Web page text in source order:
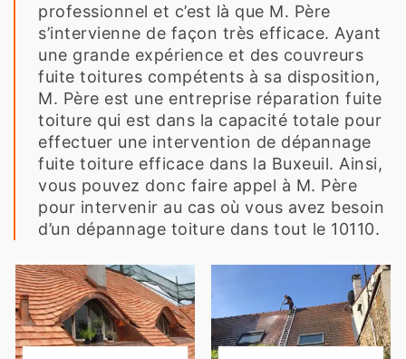
professionnel et c’est là que M. Père
s’intervienne de façon très efficace. Ayant
une grande expérience et des couvreurs
fuite toitures compétents à sa disposition,
M. Père est une entreprise réparation fuite
toiture qui est dans la capacité totale pour
effectuer une intervention de dépannage
fuite toiture efficace dans la Buxeuil. Ainsi,
vous pouvez donc faire appel à M. Père
pour intervenir au cas où vous avez besoin
d’un dépannage toiture dans tout le 10110.